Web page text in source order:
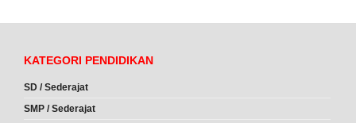
KATEGORI PENDIDIKAN
SD / Sederajat
SMP / Sederajat